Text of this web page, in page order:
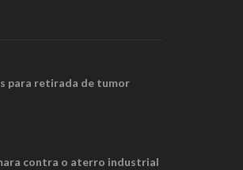
para retirada de tumor
contra o aterro industrial